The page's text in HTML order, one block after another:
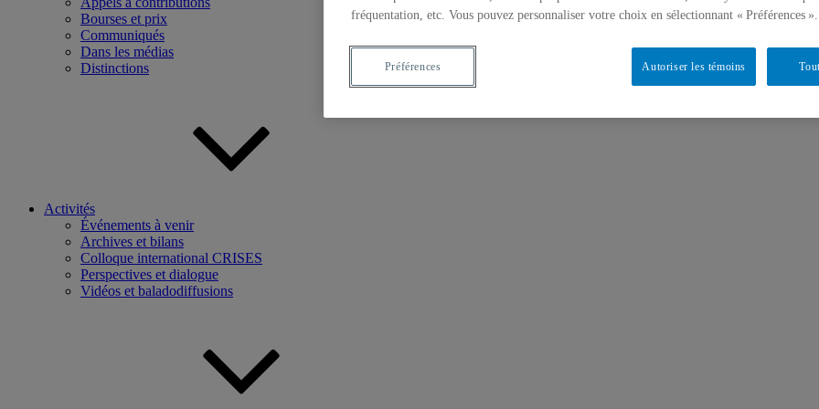
Bourses et prix
Communiqués
Dans les médias
Distinctions
Activités
Événements à venir
Archives et bilans
Colloque international CRISES
Perspectives et dialogue
Vidéos et baladodiffusions
fréquentation, etc. Vous pouvez personnaliser votre choix en sélectionnant « Préférences ».
Autoriser les témoins
Préférences